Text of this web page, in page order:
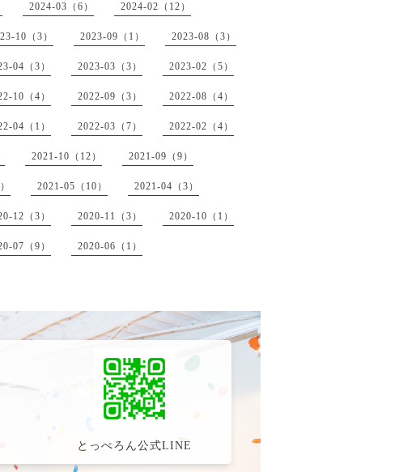
2024-03（6） 2024-02（12）
10（3） 2023-09（1） 2023-08（3）
04（3） 2023-03（3） 2023-02（5）
10（4） 2022-09（3） 2022-08（4）
04（1） 2022-03（7） 2022-02（4）
2021-10（12） 2021-09（9）
2021-05（10） 2021-04（3）
12（3） 2020-11（3） 2020-10（1）
07（9） 2020-06（1）
とっぺろん公式LINE